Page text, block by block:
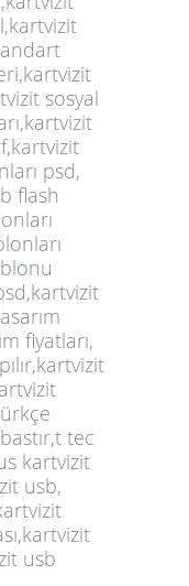
sosyal
psd,
flash
fiyatları,
tec
kartvizit
usb,
usb